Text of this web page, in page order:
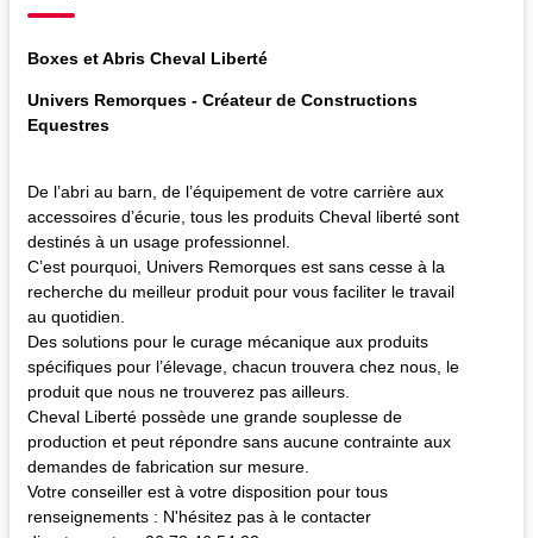
Boxes et Abris Cheval Liberté
Univers Remorques - Créateur de Constructions
Equestres
De l’abri au barn, de l’équipement de votre carrière aux
accessoires d’écurie, tous les produits Cheval liberté sont
destinés à un usage professionnel.
C’est pourquoi, Univers Remorques est sans cesse à la
recherche du meilleur produit pour vous faciliter le travail
au quotidien.
Des solutions pour le curage mécanique aux produits
spécifiques pour l’élevage, chacun trouvera chez nous, le
produit que nous ne trouverez pas ailleurs.
Cheval Liberté possède une grande souplesse de
production et peut répondre sans aucune contrainte aux
demandes de fabrication sur mesure.
Votre conseiller est à votre disposition pour tous
renseignements : N'hésitez pas à le contacter